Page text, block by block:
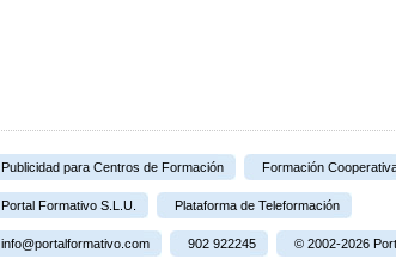
Publicidad para Centros de Formación Formación
Portal Formativo S.L.U. Plataforma de Teleformación
info@portalformativo.com 902 922245 © 2002-2026